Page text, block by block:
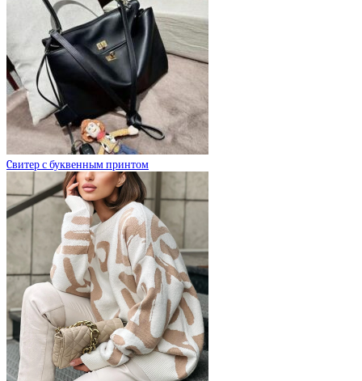
Cвитер с буквенным принтом